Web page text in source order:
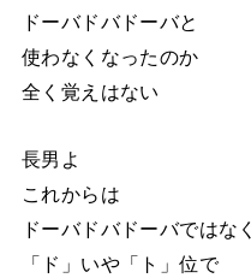
ドーバドバドーバと
使わなくなったのか
全く覚えはない
長男よ
これからは
ドーバドバドーバではなく
「ド」いや「ト」位で